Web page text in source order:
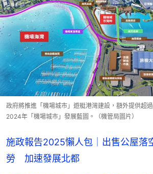
政府將推進「機場城市」遊艇港灣建設，額外提供超
2024年「機場城市」發展藍圖。（機管局圖片）
施政報告2025懶人包｜出售公屋
勞 加速發展北都